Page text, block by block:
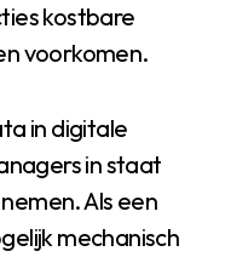
kostbare
voorkomen.
in digitale
in staat
Als een
mechanisch